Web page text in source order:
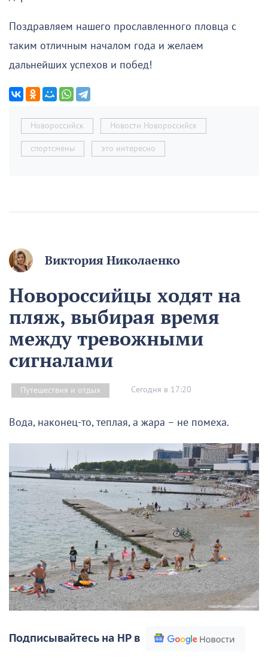
Поздравляем нашего прославленного пловца с
таким отличным началом года и желаем
дальнейших успехов и побед!
Новороссийск Новости Новороссийск
спортсмены это интересно
Виктория Николаенко
Новороссийцы ходят на
пляж, выбирая время
между тревожными
сигналами
Путешествия и отдых Сегодня в 17:20
Вода, наконец-то, теплая, а жара – не помеха.
Подписывайтесь на НР в